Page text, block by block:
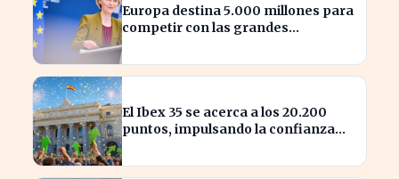
Europa destina 5.000 millones para
competir con las grandes
El Ibex 35 se acerca a los 20.200
puntos, impulsando la confianza